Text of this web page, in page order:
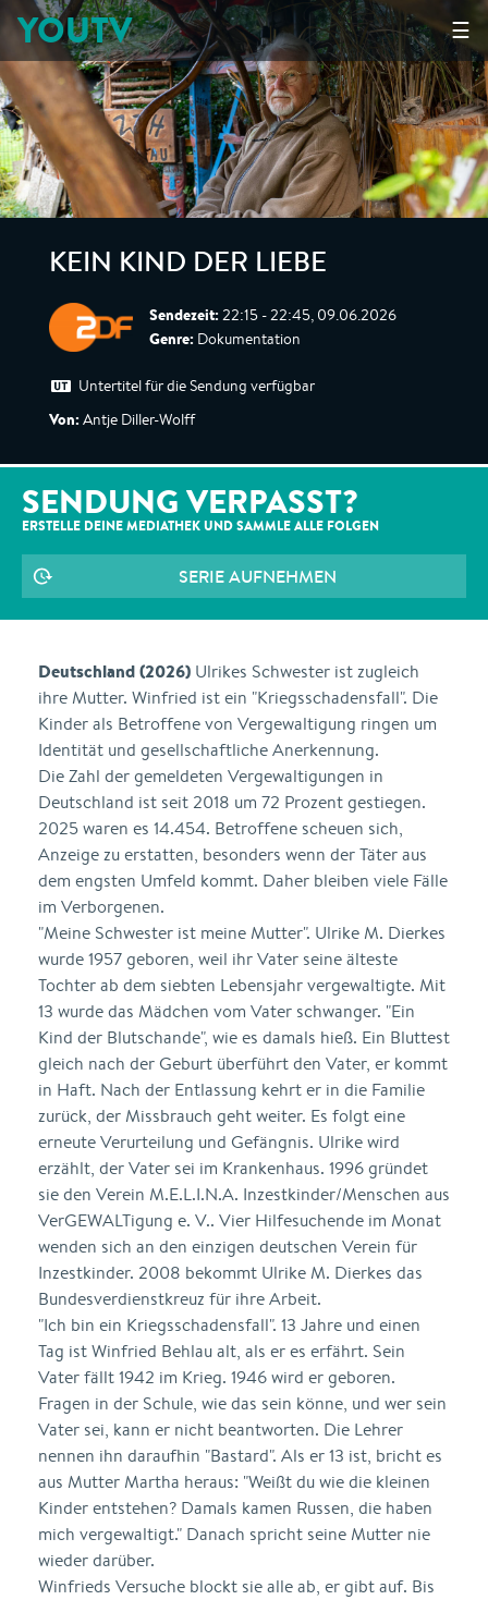
☰
YOUTV
KEIN KIND DER LIEBE
Sendezeit: 22:15 - 22:45, 09.06.2026
Genre: Dokumentation
Untertitel für die Sendung verfügbar
Von: Antje Diller-Wolff
SENDUNG VERPASST?
ERSTELLE DEINE MEDIATHEK UND SAMMLE ALLE FOLGEN
SERIE AUFNEHMEN
Deutschland (2026) Ulrikes Schwester ist zugleich
ihre Mutter. Winfried ist ein "Kriegsschadensfall". Die
Kinder als Betroffene von Vergewaltigung ringen um
Identität und gesellschaftliche Anerkennung.
Die Zahl der gemeldeten Vergewaltigungen in
Deutschland ist seit 2018 um 72 Prozent gestiegen.
2025 waren es 14.454. Betroffene scheuen sich,
Anzeige zu erstatten, besonders wenn der Täter aus
dem engsten Umfeld kommt. Daher bleiben viele Fälle
im Verborgenen.
"Meine Schwester ist meine Mutter". Ulrike M. Dierkes
wurde 1957 geboren, weil ihr Vater seine älteste
Tochter ab dem siebten Lebensjahr vergewaltigte. Mit
13 wurde das Mädchen vom Vater schwanger. "Ein
Kind der Blutschande", wie es damals hieß. Ein Bluttest
gleich nach der Geburt überführt den Vater, er kommt
in Haft. Nach der Entlassung kehrt er in die Familie
zurück, der Missbrauch geht weiter. Es folgt eine
erneute Verurteilung und Gefängnis. Ulrike wird
erzählt, der Vater sei im Krankenhaus. 1996 gründet
sie den Verein M.E.L.I.N.A. Inzestkinder/Menschen aus
VerGEWALTigung e. V.. Vier Hilfesuchende im Monat
wenden sich an den einzigen deutschen Verein für
Inzestkinder. 2008 bekommt Ulrike M. Dierkes das
Bundesverdienstkreuz für ihre Arbeit.
"Ich bin ein Kriegsschadensfall". 13 Jahre und einen
Tag ist Winfried Behlau alt, als er es erfährt. Sein
Vater fällt 1942 im Krieg. 1946 wird er geboren.
Fragen in der Schule, wie das sein könne, und wer sein
Vater sei, kann er nicht beantworten. Die Lehrer
nennen ihn daraufhin "Bastard". Als er 13 ist, bricht es
aus Mutter Martha heraus: "Weißt du wie die kleinen
Kinder entstehen? Damals kamen Russen, die haben
mich vergewaltigt." Danach spricht seine Mutter nie
wieder darüber.
Winfrieds Versuche blockt sie alle ab, er gibt auf. Bis